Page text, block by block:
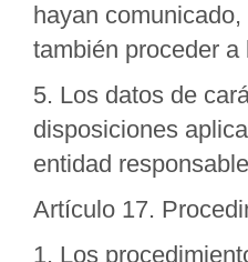
hayan
también proceder a
5. Los datos de
disposiciones
entidad
Artículo 17.
1. Los